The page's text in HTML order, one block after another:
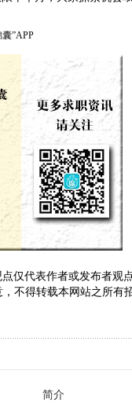
”APP
仅代表作者或发布者观
，不得转载本网站之所有
简介